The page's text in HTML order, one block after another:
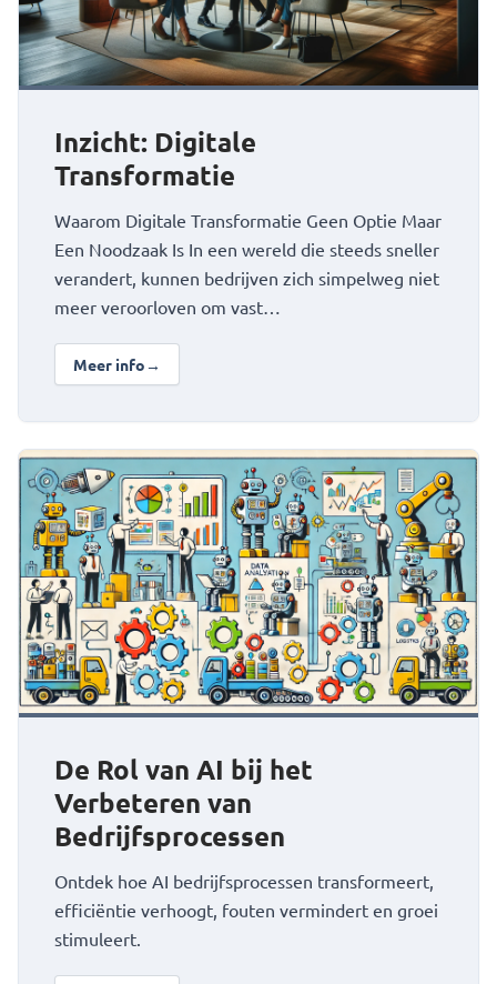
Inzicht: Digitale
Transformatie
Waarom Digitale Transformatie Geen Optie Maar
Een Noodzaak Is In een wereld die steeds sneller
verandert, kunnen bedrijven zich simpelweg niet
meer veroorloven om vast…
Meer info
over Inzicht: Digitale Transformatie
→
De Rol van AI bij het
Verbeteren van
Bedrijfsprocessen
Ontdek hoe AI bedrijfsprocessen transformeert,
efficiëntie verhoogt, fouten vermindert en groei
stimuleert.
Bekijk De Rol van AI bij het Verbeteren van